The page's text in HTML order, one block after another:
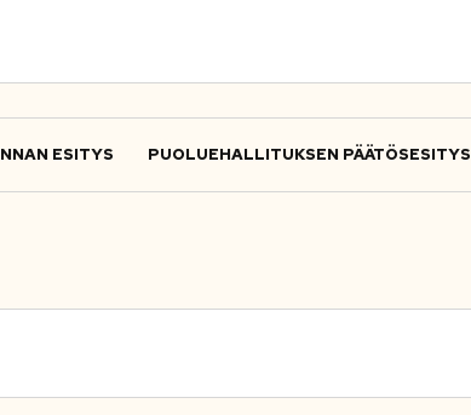
ESITYS PUOLUEHALLITUKSEN PÄÄTÖSESITYS